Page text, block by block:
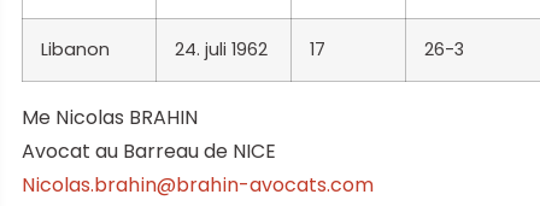
Libanon 24. juli 1962 17 26-3
Me Nicolas BRAHIN
Avocat au Barreau de NICE
Nicolas.brahin@brahin-avocats.com